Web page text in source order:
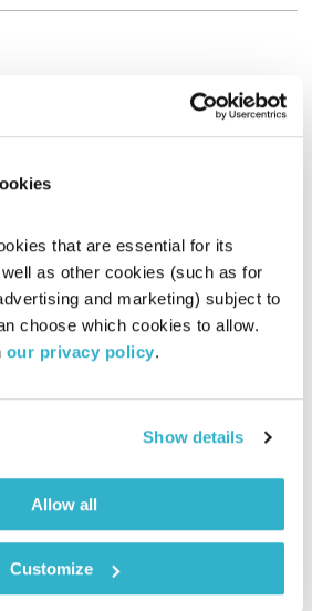
that are essential for its
as other cookies (such as for
and marketing) subject to
choose which cookies to allow.
our privacy policy.
Show details
Allow all
Customize
בני בא – 18.3.21
18.03.21
01:59:28
פרופסור קרסו מגלה לנו מה אפשר ללמוד
השחור. ובמדבר ב׳. ואלוהים? איתנו. ויופי.
אודיו